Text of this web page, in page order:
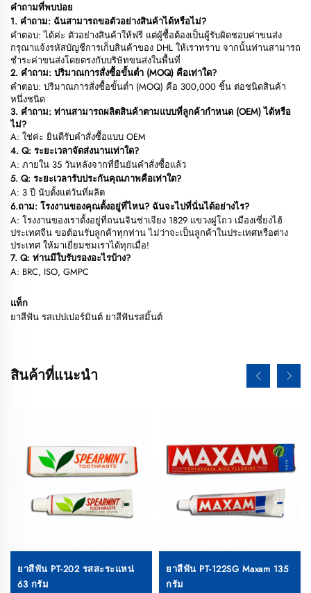
คำถามที่พบบ่อย
1. คำถาม: ฉันสามารถขอตัวอย่างสินค้าได้หรือไม่?
คำตอบ: ได้ค่ะ ตัวอย่างสินค้าให้ฟรี แต่ผู้ซื้อต้องเป็นผู้รับผิดชอบค่าขนส่ง
กรุณาแจ้งรหัสบัญชีการเก็บสินค้าของ DHL ให้เราทราบ จากนั้นท่านสามารถ
ชำระค่าขนส่งโดยตรงกับบริษัทขนส่งในพื้นที่
2. คำถาม: ปริมาณการสั่งซื้อขั้นต่ำ (MOQ) คือเท่าใด?
คำตอบ: ปริมาณการสั่งซื้อขั้นต่ำ (MOQ) คือ 300,000 ชิ้น ต่อชนิดสินค้า
หนึ่งชนิด
3. คำถาม: ท่านสามารถผลิตสินค้าตามแบบที่ลูกค้ากำหนด (OEM) ได้หรือ
ไม่?
A: ใช่ค่ะ ยินดีรับคำสั่งซื้อแบบ OEM
4. Q: ระยะเวลาจัดส่งนานเท่าใด?
A: ภายใน 35 วันหลังจากที่ยืนยันคำสั่งซื้อแล้ว
5. Q: ระยะเวลารับประกันคุณภาพคือเท่าใด?
A: 3 ปี นับตั้งแต่วันที่ผลิต
6.ถาม: โรงงานของคุณตั้งอยู่ที่ไหน? ฉันจะไปที่นั่นได้อย่างไร?
A: โรงงานของเราตั้งอยู่ที่ถนนจินช่าเจียง 1829 แขวงผู่โถว เมืองเซี่ยงไฮ้
ประเทศจีน ขอต้อนรับลูกค้าทุกท่าน ไม่ว่าจะเป็นลูกค้าในประเทศหรือต่าง
ประเทศ ให้มาเยี่ยมชมเราได้ทุกเมื่อ!
7. Q: ท่านมีใบรับรองอะไรบ้าง?
A: BRC, ISO, GMPC
แท็ก
ยาสีฟัน รสเปปเปอร์มินต์ ยาสีฟันรสมิ้นต์
สินค้าที่แนะนำ
ยาสีฟัน PT-202 รสสะระแหน่
63 กรัม
ยาสีฟัน PT-122SG Maxam 135
กรัม